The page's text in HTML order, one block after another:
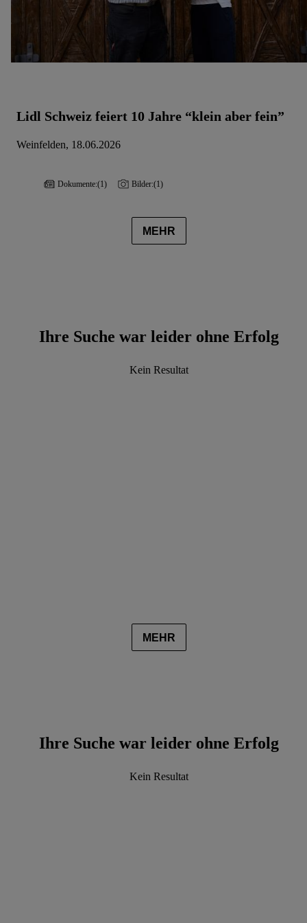
Lidl Schweiz feiert 10 Jahre “klein aber fein”
Weinfelden, 18.06.2026
Dokumente:(1) Bilder:(1)
MEHR
Ihre Suche war leider ohne Erfolg
Kein Resultat
MEHR
Ihre Suche war leider ohne Erfolg
Kein Resultat